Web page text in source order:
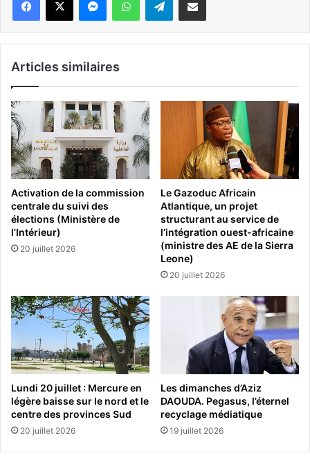
Articles similaires
Activation de la commission
centrale du suivi des
élections (Ministère de
l’Intérieur)
20 juillet 2026
Le Gazoduc Africain
Atlantique, un projet
structurant au service de
l’intégration ouest-africaine
(ministre des AE de la Sierra
Leone)
20 juillet 2026
Lundi 20 juillet : Mercure en
légère baisse sur le nord et le
centre des provinces Sud
20 juillet 2026
Les dimanches d’Aziz
DAOUDA. Pegasus, l’éternel
recyclage médiatique
19 juillet 2026